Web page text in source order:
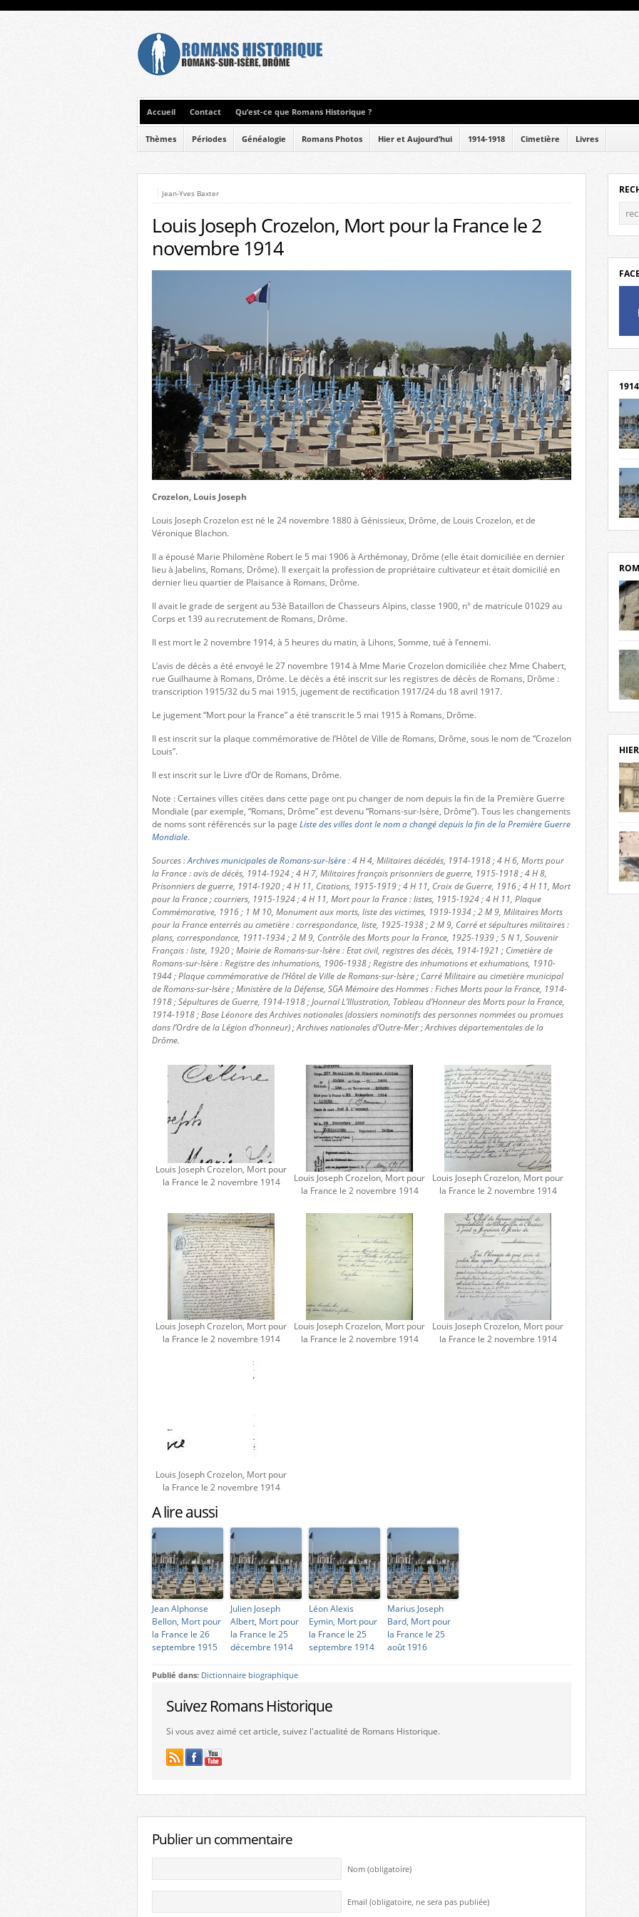
Accueil Contact Qu’est-ce que Romans Historique ?
Thèmes Périodes Généalogie Romans Photos Hier et Aujourd’hui 1914-1918 Cimetière Livres
Jean-Yves Baxter
Louis Joseph Crozelon, Mort pour la France le 2
novembre 1914
Crozelon, Louis Joseph
Louis Joseph Crozelon est né le 24 novembre 1880 à Génissieux, Drôme, de Louis Crozelon, et de
Véronique Blachon.
Il a épousé Marie Philomène Robert le 5 mai 1906 à Arthémonay, Drôme (elle était domiciliée en dernier
lieu à Jabelins, Romans, Drôme). Il exerçait la profession de propriétaire cultivateur et était domicilié en
dernier lieu quartier de Plaisance à Romans, Drôme.
Il avait le grade de sergent au 53è Bataillon de Chasseurs Alpins, classe 1900, n° de matricule 01029 au
Corps et 139 au recrutement de Romans, Drôme.
Il est mort le 2 novembre 1914, à 5 heures du matin, à Lihons, Somme, tué à l’ennemi.
L’avis de décès a été envoyé le 27 novembre 1914 à Mme Marie Crozelon domiciliée chez Mme Chabert,
rue Guilhaume à Romans, Drôme. Le décès a été inscrit sur les registres de décès de Romans, Drôme :
transcription 1915/32 du 5 mai 1915, jugement de rectification 1917/24 du 18 avril 1917.
Le jugement “Mort pour la France” a été transcrit le 5 mai 1915 à Romans, Drôme.
Il est inscrit sur la plaque commémorative de l’Hôtel de Ville de Romans, Drôme, sous le nom de “Crozelon
Louis”.
Il est inscrit sur le Livre d’Or de Romans, Drôme.
Note : Certaines villes citées dans cette page ont pu changer de nom depuis la fin de la Première Guerre
Mondiale (par exemple, “Romans, Drôme” est devenu “Romans-sur-Isère, Drôme”). Tous les changements
de noms sont référencés sur la page Liste des villes dont le nom a changé depuis la fin de la Première Guerre
Mondiale.
Sources :Archives municipales de Romans-sur-Isère: 4 H 4, Militaires décédés, 1914-1918 ; 4 H 6, Morts pour
la France : avis de décès, 1914-1924 ; 4 H 7, Militaires français prisonniers de guerre, 1915-1918 ; 4 H 8,
Prisonniers de guerre, 1914-1920 ; 4 H 11, Citations, 1915-1919 ; 4 H 11, Croix de Guerre, 1916 ; 4 H 11, Mort
pour la France ; courriers, 1915-1924 ; 4 H 11, Mort pour la France : listes, 1915-1924 ; 4 H 11, Plaque
Commémorative, 1916 ; 1 M 10, Monument aux morts, liste des victimes, 1919-1934 ; 2 M 9, Militaires Morts
pour la France enterrés au cimetière : correspondance, liste, 1925-1938 ; 2 M 9, Carré et sépultures militaires :
plans, correspondance, 1911-1934 ; 2 M 9, Contrôle des Morts pour la France, 1925-1939 ; 5 N 1, Souvenir
Français : liste, 1920 ; Mairie de Romans-sur-Isère : Etat civil, registres des décès, 1914-1921 ; Cimetière de
Romans-sur-Isère : Registre des inhumations, 1906-1938 ; Registre des inhumations et exhumations, 1910-
1944 ; Plaque commémorative de l’Hôtel de Ville de Romans-sur-Isère ; Carré Militaire au cimetière municipal
de Romans-sur-Isère ; Ministère de la Défense, SGA Mémoire des Hommes : Fiches Morts pour la France, 1914-
1918 ; Sépultures de Guerre, 1914-1918 ; Journal L’Illustration, Tableau d’Honneur des Morts pour la France,
1914-1918 ; Base Léonore des Archives nationales (dossiers nominatifs des personnes nommées ou promues
dans l’Ordre de la Légion d’honneur) ; Archives nationales d’Outre-Mer ; Archives départementales de la
Drôme.
Louis Joseph Crozelon, Mort pour
la France le 2 novembre 1914
Louis Joseph Crozelon, Mort pour
la France le 2 novembre 1914
Louis Joseph Crozelon, Mort pour
la France le 2 novembre 1914
Louis Joseph Crozelon, Mort pour
la France le 2 novembre 1914
Louis Joseph Crozelon, Mort pour
la France le 2 novembre 1914
Louis Joseph Crozelon, Mort pour
la France le 2 novembre 1914
Louis Joseph Crozelon, Mort pour
la France le 2 novembre 1914
A lire aussi
Jean Alphonse
Bellon, Mort pour
la France le 26
septembre 1915
Julien Joseph
Albert, Mort pour
la France le 25
décembre 1914
Léon Alexis
Eymin, Mort pour
la France le 25
septembre 1914
Marius Joseph
Bard, Mort pour
la France le 25
août 1916
Publié dans: Dictionnaire biographique
Suivez Romans Historique
Si vous avez aimé cet article, suivez l'actualité de Romans Historique.
Publier un commentaire
Nom (obligatoire)
Email (obligatoire, ne sera pas publiée)
par
de